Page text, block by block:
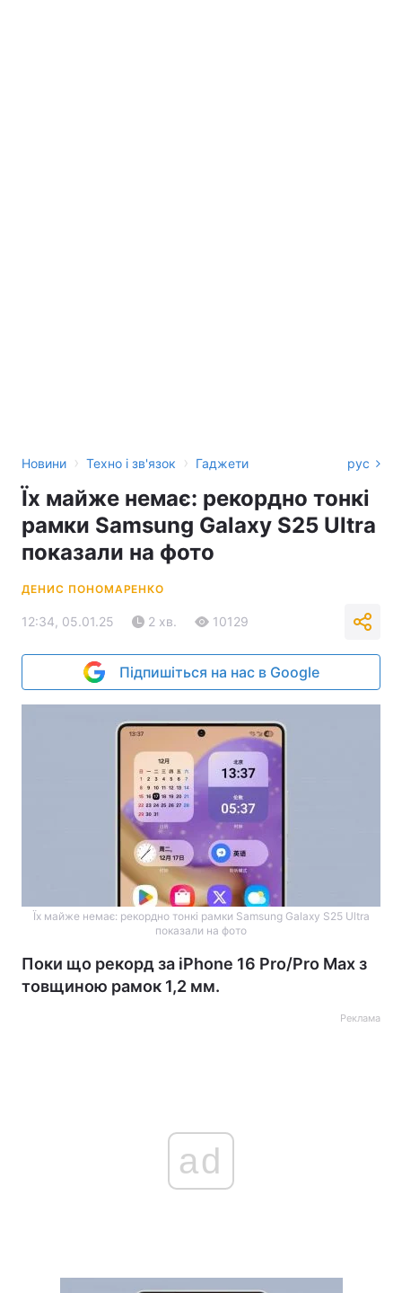
Новини › Техно і зв'язок › Гаджети рус
Їх майже немає: рекордно тонкі
рамки Samsung Galaxy S25 Ultra
показали на фото
ДЕНИС ПОНОМАРЕНКО
12:34, 05.01.25 2 хв. 10129
Підпишіться на нас в Google
Їх майже немає: рекордно тонкі рамки Samsung Galaxy S25 Ultra
показали на фото
Поки що рекорд за iPhone 16 Pro/Pro Max з
товщиною рамок 1,2 мм.
Реклама
ad